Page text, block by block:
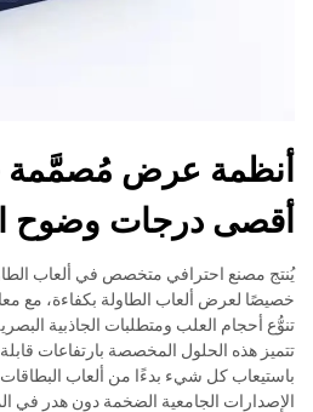
أنظمة عرض مُصمَّمة
أقصى درجات وضوح
يُنتج مصنع احترافي متخصص في ألعاب
خصيصًا لعرض ألعاب الطاولة بكفاءة، مع
تنوُّع أحجام العلب ومتطلبات الجاذبية
تتميز هذه الحلول المخصصة بارتفاعات
باستيعاب كل شيء بدءًا من ألعاب
الإصدارات الجامعية الضخمة دون هدر في